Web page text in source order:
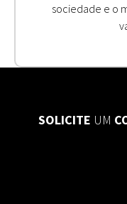
sociedade e o
SOLICITE UM